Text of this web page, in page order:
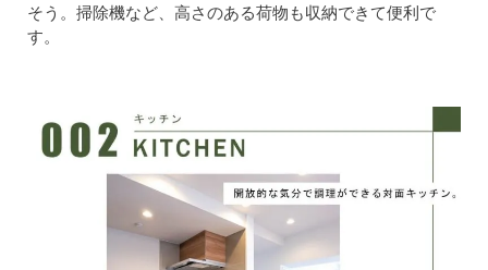
そう。掃除機など、高さのある荷物も収納できて便利で
す。